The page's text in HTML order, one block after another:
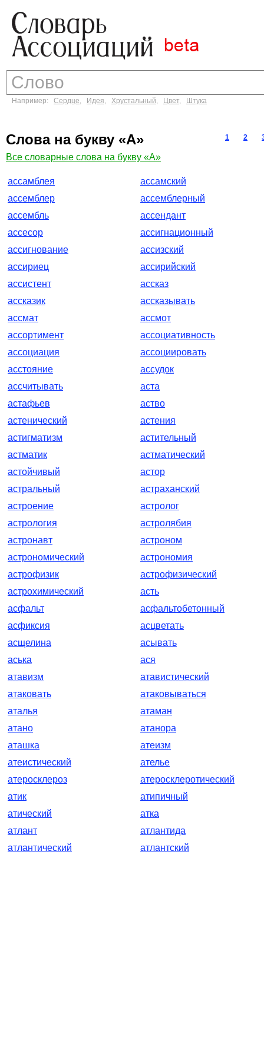
Например: Сердце, Идея, Хрустальный, Цвет, Штука
Слова на букву «А» 1 2
Все словарные слова на букву «А»
ассамблея
ассамский
ассемблер
ассемблерный
ассембль
ассендант
ассесор
ассигнационный
ассигнование
ассизский
ассириец
ассирийский
ассистент
ассказ
ассказик
ассказывать
ассмат
ассмот
ассортимент
ассоциативность
ассоциация
ассоциировать
асстояние
ассудок
ассчитывать
аста
астафьев
аство
астенический
астения
астигматизм
астительный
астматик
астматический
астойчивый
астор
астральный
астраханский
астроение
астролог
астрология
астролябия
астронавт
астроном
астрономический
астрономия
астрофизик
астрофизический
астрохимический
асть
асфальт
асфальтобетонный
асфиксия
асцветать
асщелина
асывать
аська
ася
атавизм
атавистический
атаковать
атаковываться
аталья
атаман
атано
атанора
аташка
атеизм
атеистический
ателье
атеросклероз
атеросклеротический
атик
атипичный
атический
атка
атлант
атлантида
атлантический
атлантский